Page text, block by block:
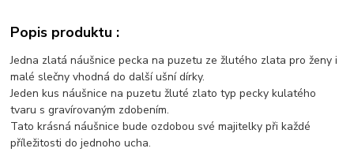
Popis produktu :
Jedna zlatá náušnice pecka na puzetu ze žlutého zlata pro ženy i
malé slečny vhodná do další ušní dírky.
Jeden kus náušnice na puzetu žluté zlato typ pecky kulatého
tvaru s gravírovaným zdobením.
Tato krásná náušnice bude ozdobou své majitelky při každé
příležitosti do jednoho ucha.